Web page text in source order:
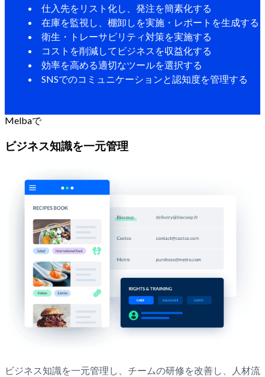
仕入先をリスト化し、発注を簡素化する
在庫を監視し、棚卸しを実施・レポートを生成する
衛生・トレーサビリティ対策を実施する
コストを削減してビジネスを収益化する
効率を高める適切なツールを選択する
SNSでのコミュニケーションと認知度を管理する
Melbaで
ビジネス知識を一元管理
ビジネス知識を一元管理し、チームの研修を改善し、人材流